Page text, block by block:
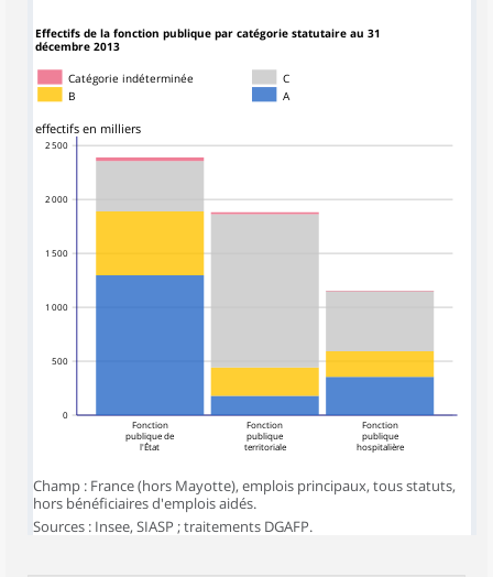
Effectifs de la fonction publique par catégorie statutaire au 31
décembre 2013
0
500
1 000
1 500
2 000
2 500
effectifs en milliers
Fonction
publique de
l'État
Fonction
publique
territoriale
Fonction
publique
hospitalière
A
B
C
Catégorie indéterminée
Champ : France (hors Mayotte), emplois principaux, tous statuts,
hors bénéficiaires d'emplois aidés.
Sources : Insee, SIASP ; traitements DGAFP.